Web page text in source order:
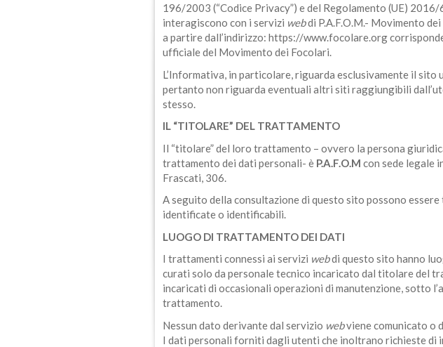
196/2003 (“Codice Privacy”) e del Regolamento (UE) 2016/
interagiscono con i servizi webdi P.A.F.O.M.- Movimento
a partire dall’indirizzo: https://www.focolare.org
ufficiale del Movimento dei Focolari.
L’Informativa, in particolare, riguarda esclusivamente il
pertanto non riguarda eventuali altri siti raggiungibili
stesso.
IL “TITOLARE” DEL TRATTAMENTO
Il “titolare” del loro trattamento – ovvero la persona
trattamento dei dati personali- è P.A.F.O.M con sede legale
Frascati, 306.
A seguito della consultazione di questo sito possono
identificate o identificabili.
LUOGO DI TRATTAMENTO DEI DATI
I trattamenti connessi ai servizi webdi questo sito hanno
curati solo da personale tecnico incaricato dal titolare del
incaricati di occasionali operazioni di manutenzione, sotto
trattamento.
Nessun dato derivante dal servizio webviene comunicato o
I dati personali forniti dagli utenti che inoltrano richieste di